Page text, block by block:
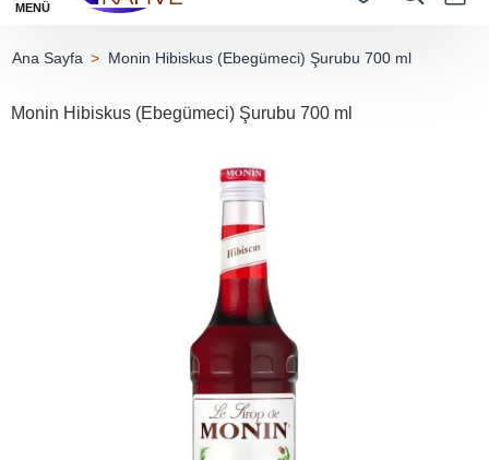
Monin Hibiskus (Ebegümeci) Şurubu 700 ml
Monin Hibiskus (Ebegümeci) Şurubu 700 ml